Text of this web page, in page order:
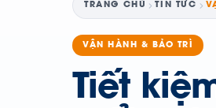
TRANG CHỦ TIN TỨC
VẬN HÀNH & BẢO TRÌ
Tiết